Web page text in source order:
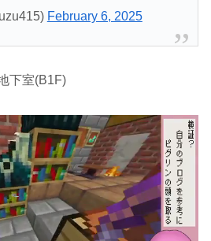
February 6, 2025
下室(B1F)